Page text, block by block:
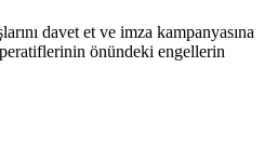
davet et ve imza kampanyasına
önündeki engellerin